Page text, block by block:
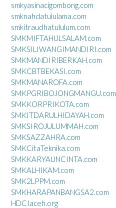
smkyasinacigombong.com
smknahdatululama.com
smkitraudhatululum.com
SMKMIFTAHULSALAM.com
SMKSILIWANGIMANDIRI.com
SMKMANDIRIBERKAH.com
SMKCBTBEKASI.com
SMKMANAROFA.com
SMKPGRIBOJONGMANGU.com
SMKKORPRIKOTA.com
SMKITDARULHIDAYAH.com
SMKSIROJULUMMAH.com
SMKSAZZAHRA.com
SMKCitaTeknika.com
SMKKARYAUNCINTA.com
SMKALHIKAM.com
SMK2LPPM.com
SMKHARAPANBANGSA2.com
HDCIaceh.org